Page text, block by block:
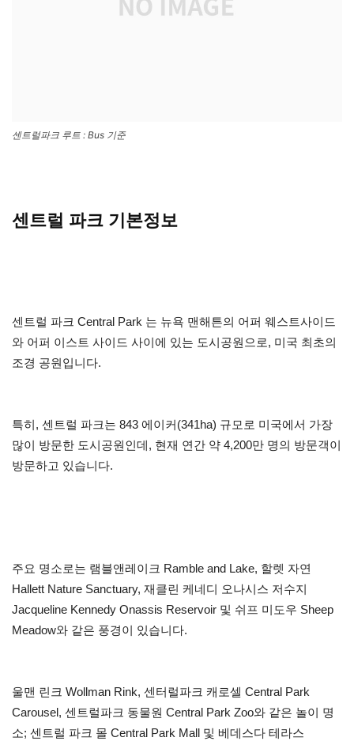
센트럴파크 루트 : Bus 기준
센트럴 파크 기본정보
센트럴 파크 Central Park 는 뉴욕 맨해튼의 어퍼 웨스트사이드
와 어퍼 이스트 사이드 사이에 있는 도시공원으로, 미국 최초의
조경 공원입니다.
특히, 센트럴 파크는 843 에이커(341ha) 규모로 미국에서 가장
많이 방문한 도시공원인데, 현재 연간 약 4,200만 명의 방문객이
방문하고 있습니다.
주요 명소로는 램블앤레이크 Ramble and Lake, 할렛 자연
Hallett Nature Sanctuary, 재클린 케네디 오나시스 저수지
Jacqueline Kennedy Onassis Reservoir 및 쉬프 미도우 Sheep
Meadow와 같은 풍경이 있습니다.
울맨 린크 Wollman Rink, 센터럴파크 캐로셀 Central Park
Carousel, 센트럴파크 동물원 Central Park Zoo와 같은 놀이 명
소; 센트럴 파크 몰 Central Park Mall 및 베데스다 테라스